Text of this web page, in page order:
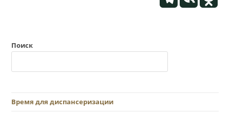
Поиск
Время для диспансеризации